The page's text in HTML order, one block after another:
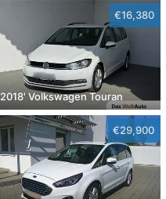
€16,380
2018' Volkswagen Touran
€29,900